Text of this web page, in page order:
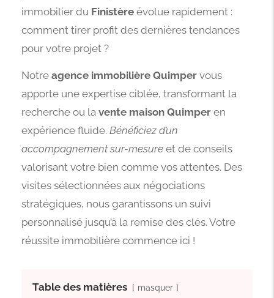
immobilier du Finistère évolue rapidement :
comment tirer profit des dernières tendances
pour votre projet ?
Notre agence immobilière Quimper vous
apporte une expertise ciblée, transformant la
recherche ou la vente maison Quimper en
expérience fluide. Bénéficiez d’un
accompagnement sur-mesure et de conseils
valorisant votre bien comme vos attentes. Des
visites sélectionnées aux négociations
stratégiques, nous garantissons un suivi
personnalisé jusqu’à la remise des clés. Votre
réussite immobilière commence ici !
Table des matières masquer